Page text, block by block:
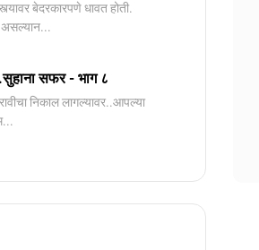
बेदरकारपणे धावत होती.
सफर - भाग ८
निकाल लागल्यावर..आपल्या